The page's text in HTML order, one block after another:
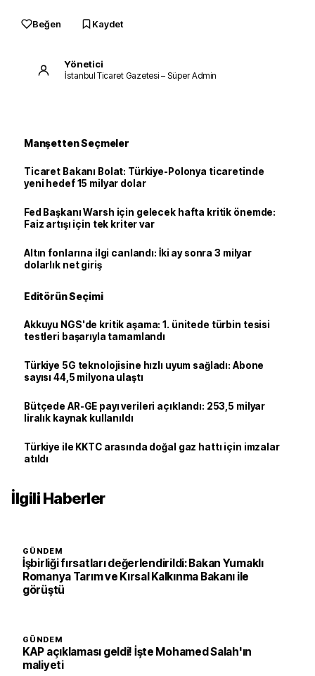
Beğen Kaydet
Yönetici
İstanbul Ticaret Gazetesi – Süper Admin
Manşetten Seçmeler
Ticaret Bakanı Bolat: Türkiye-Polonya ticaretinde
yeni hedef 15 milyar dolar
Fed Başkanı Warsh için gelecek hafta kritik önemde:
Faiz artışı için tek kriter var
Altın fonlarına ilgi canlandı: İki ay sonra 3 milyar
dolarlık net giriş
Editörün Seçimi
Akkuyu NGS'de kritik aşama: 1. ünitede türbin tesisi
testleri başarıyla tamamlandı
Türkiye 5G teknolojisine hızlı uyum sağladı: Abone
sayısı 44,5 milyona ulaştı
Bütçede AR-GE payı verileri açıklandı: 253,5 milyar
liralık kaynak kullanıldı
Türkiye ile KKTC arasında doğal gaz hattı için imzalar
atıldı
İlgili Haberler
GÜNDEM
İşbirliği fırsatları değerlendirildi: Bakan Yumaklı
Romanya Tarım ve Kırsal Kalkınma Bakanı ile
görüştü
GÜNDEM
KAP açıklaması geldi! İşte Mohamed Salah'ın
maliyeti